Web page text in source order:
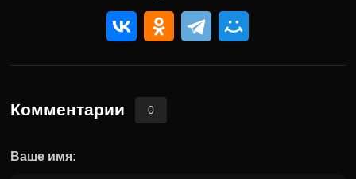
Комментарии 0
Ваше имя: